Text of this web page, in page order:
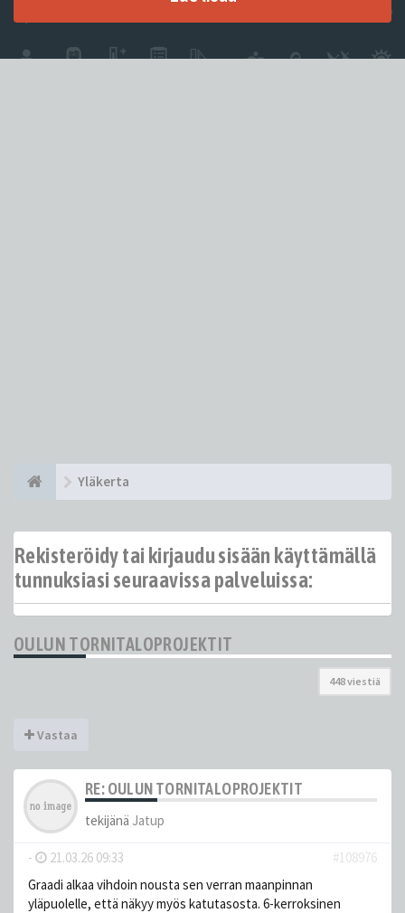
Yläkerta
Rekisteröidy tai kirjaudu sisään käyttämällä
tunnuksiasi seuraavissa palveluissa:
OULUN TORNITALOPROJEKTIT
448 viestiä
Vastaa
RE: OULUN TORNITALOPROJEKTIT
tekijänä Jatup
- 21.03.26 09:33
#108976
Graadi alkaa vihdoin nousta sen verran maanpinnan
yläpuolelle, että näkyy myös katutasosta. 6-kerroksinen